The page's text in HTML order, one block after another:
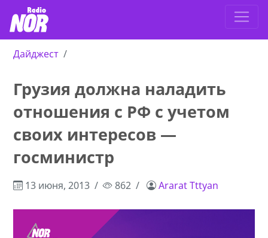
Дайджест
Грузия должна наладить
отношения с РФ с учетом
своих интересов —
госминистр
13 июня, 2013 862 Ararat Tttyan